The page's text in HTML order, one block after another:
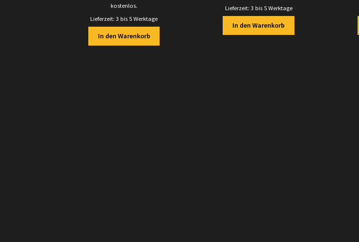
kostenlos.
Lieferzeit:3 bis 5 Werktage
In den Warenkorb
Lieferzeit: 3 bis 5 Werktage
In den Warenkorb